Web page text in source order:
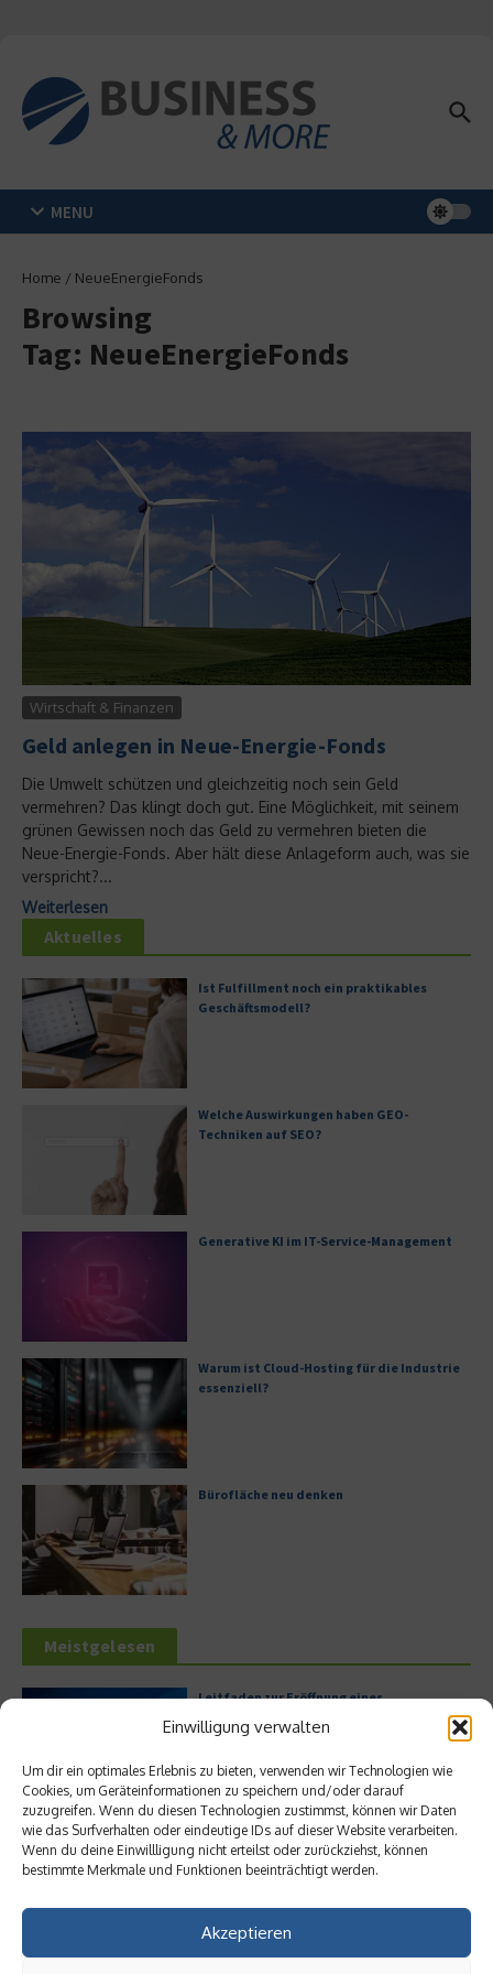
Einwilligung verwalten
Um dir ein optimales Erlebnis zu bieten, verwenden wir Technologien wie
Cookies, um Geräteinformationen zu speichern und/oder darauf
zuzugreifen. Wenn du diesen Technologien zustimmst, können wir Daten
wie das Surfverhalten oder eindeutige IDs auf dieser Website verarbeiten.
Wenn du deine Einwillligung nicht erteilst oder zurückziehst, können
bestimmte Merkmale und Funktionen beeinträchtigt werden.
Akzeptieren
MENU
Home / NeueEnergieFonds
Browsing
Tag: NeueEnergieFonds
Wirtschaft & Finanzen
Geld anlegen in Neue-Energie-Fonds
Die Umwelt schützen und gleichzeitig noch sein Geld
vermehren? Das klingt doch gut. Eine Möglichkeit, mit seinem
grünen Gewissen noch das Geld zu vermehren bieten die
Neue-Energie-Fonds. Aber hält diese Anlageform auch, was sie
verspricht?...
Weiterlesen
Aktuelles
Ist Fulfillment noch ein praktikables
Geschäftsmodell?
Welche Auswirkungen haben GEO-
Techniken auf SEO?
Generative KI im IT-Service-Management
Warum ist Cloud-Hosting für die Industrie
essenziell?
Bürofläche neu denken
Meistgelesen
Leitfaden zur Eröffnung eines
Geschäftskontos für kleine Unternehmen
Hilton Worldwide: Eine Ikone der globalen
Hotellerie im Wandel der Zeit